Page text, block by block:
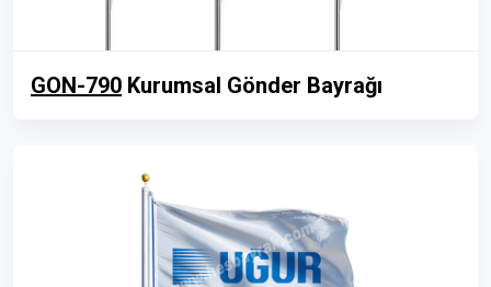
GON-790 Kurumsal Gönder Bayrağı